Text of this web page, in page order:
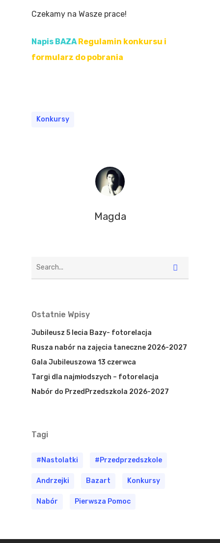
Czekamy na Wasze prace!
Napis BAZARegulamin konkursu i
formularz do pobrania
Konkursy
Magda
Ostatnie Wpisy
Jubileusz 5 lecia Bazy- fotorelacja
Rusza nabór na zajęcia taneczne 2026-2027
Gala Jubileuszowa 13 czerwca
Targi dla najmłodszych – fotorelacja
Nabór do PrzedPrzedszkola 2026-2027
Tagi
#nastolatki #przedprzedszkole
Andrzejki Bazart Konkursy
Nabór Pierwsza Pomoc